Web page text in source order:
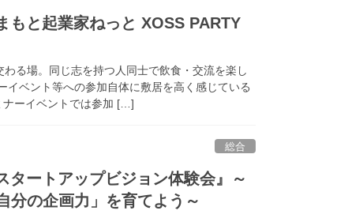
もと起業家ねっと XOSS PARTY
る場。同じ志を持つ人同士で飲食・交流を楽し
イベント等への参加自体に敷居を高く感じている
ナーイベントでは参加 […]
総合
タートアップビジョン体験会』～
分の企画力」を育てよう～